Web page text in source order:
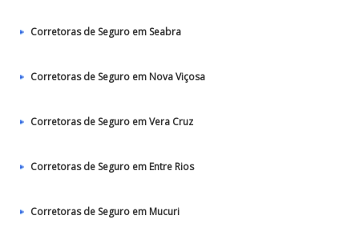
Corretoras de Seguro em Seabra
Corretoras de Seguro em Nova Viçosa
Corretoras de Seguro em Vera Cruz
Corretoras de Seguro em Entre Rios
Corretoras de Seguro em Mucuri